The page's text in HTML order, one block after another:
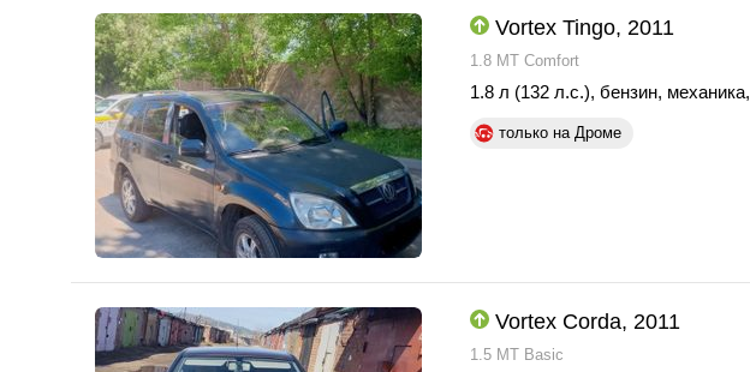
Vortex Tingo, 2011
1.8 MT Comfort
1.8 л (132 л.с.), бензин, механика,
только на Дроме
Vortex Corda, 2011
1.5 MT Basic